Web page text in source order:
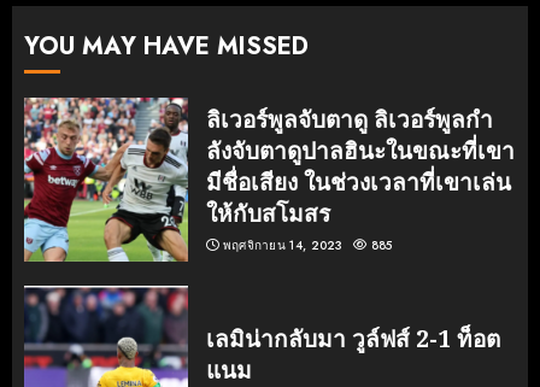
YOU MAY HAVE MISSED
ลิเวอร์พูลจับตาดู ลิเวอร์พูลกํา
ลังจับตาดูปาลฮินะในขณะที่เขา
มีชื่อเสียง ในช่วงเวลาที่เขาเล่น
ให้กับสโมสร
พฤศจิกายน 14, 2023 885
เลมิน่ากลับมา วูล์ฟส์ 2-1 ท็อต
แนม